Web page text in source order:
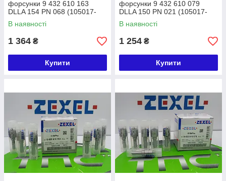
форсунки 9 432 610 163
DLLA 154 PN 068 (105017-
0680) ZEXEL ISUZU
В наявності
1 364 ₴
Купити
форсунки 9 432 610 079
DLLA 150 PN 021 (105017-
0210) ZEXEL MAZDA
В наявності
1 254 ₴
Купити